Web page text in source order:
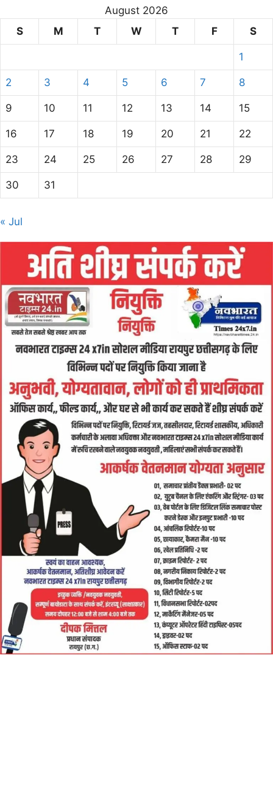
August 2026
S
M T W T F S
1
2 3 4 5 6 7 8
9 10 11 12 13 14 15
16 17 18 19 20 21 22
23 24 25 26 27 28 29
30 31
« Jul